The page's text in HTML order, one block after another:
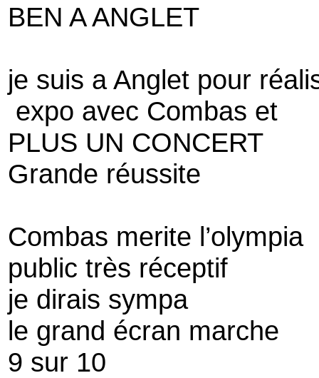
BEN A ANGLET
je suis a Anglet pour
expo avec Combas et
PLUS UN CONCERT
Grande réussite
Combas merite l’olympia
public très réceptif
je dirais sympa
le grand écran marche
9 sur 10